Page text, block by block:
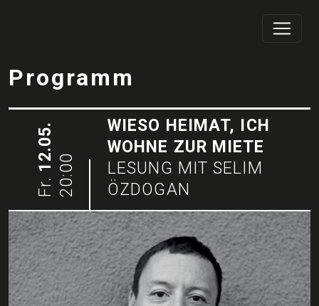
Programm
Fr.
12.05.
20:00
WIESO HEIMAT, ICH
WOHNE ZUR MIETE
LESUNG MIT SELIM
ÖZDOGAN